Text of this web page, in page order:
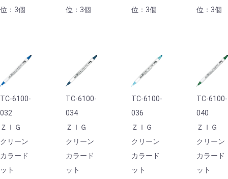
位：3個
位：3個
位：3個
位：3個
TC-6100-
032
ＺＩＧ
クリーン
カラード
ット
TC-6100-
034
ＺＩＧ
クリーン
カラード
ット
TC-6100-
036
ＺＩＧ
クリーン
カラード
ット
TC-6100-
040
ＺＩＧ
クリーン
カラード
ット